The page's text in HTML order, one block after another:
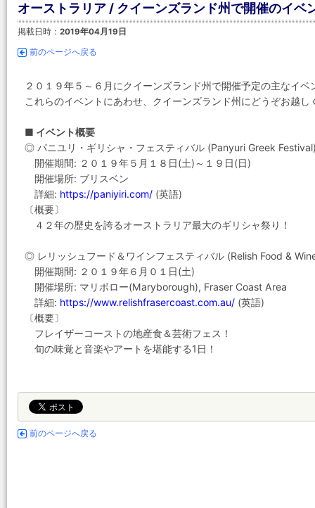
オーストラリア / クイーンズランド州で開催のイベ
掲載日時： 2019年04月19日
前のページへ戻る
２０１９年５～６月にクイーンズランド州で開催予定の主なイ
これらのイベントにあわせ、クイーンズランド州にどうぞお越し
■ イベント概要
◎ パニユリ・ギリシャ・フェスティバル (Panyuri Greek
開催期間: ２０１９年５月１８日(土)～１９日(日)
開催場所: ブリスベン
詳細: https://paniyiri.com/ (英語)
〔概要〕
４２年の歴史を誇るオーストラリア最大のギリシャ祭り！
◎ レリッシュフード＆ワインフェスティバル (Relish Food &
開催期間: ２０１９年６月０１日(土)
開催場所: マリボロー(Maryborough), Fraser Coast Area
詳細: https://www.relishfrasercoast.com.au/ (英語)
〔概要〕
フレイザーコーストの地産食＆芸術フェス！
旬の味覚と音楽やアートを堪能する1日！
前のページへ戻る